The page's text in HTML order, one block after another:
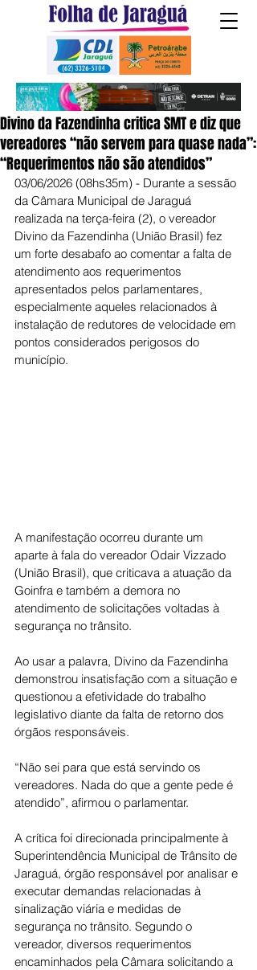
Divino da Fazendinha critica SMT e diz que
vereadores “não servem para quase nada”:
“Requerimentos não são atendidos”
03/06/2026 (08hs35m) - Durante a sessão
da Câmara Municipal de Jaraguá
realizada na terça-feira (2), o vereador
Divino da Fazendinha (União Brasil) fez
um forte desabafo ao comentar a falta de
atendimento aos requerimentos
apresentados pelos parlamentares,
especialmente aqueles relacionados à
instalação de redutores de velocidade em
pontos considerados perigosos do
município.
A manifestação ocorreu durante um
aparte à fala do vereador Odair Vizzado
(União Brasil), que criticava a atuação da
Goinfra e também a demora no
atendimento de solicitações voltadas à
segurança no trânsito.
Ao usar a palavra, Divino da Fazendinha
demonstrou insatisfação com a situação e
questionou a efetividade do trabalho
legislativo diante da falta de retorno dos
órgãos responsáveis.
“Não sei para que está servindo os
vereadores. Nada do que a gente pede é
atendido”, afirmou o parlamentar.
A crítica foi direcionada principalmente à
Superintendência Municipal de Trânsito de
Jaraguá, órgão responsável por analisar e
executar demandas relacionadas à
sinalização viária e medidas de
segurança no trânsito. Segundo o
vereador, diversos requerimentos
encaminhados pela Câmara solicitando a